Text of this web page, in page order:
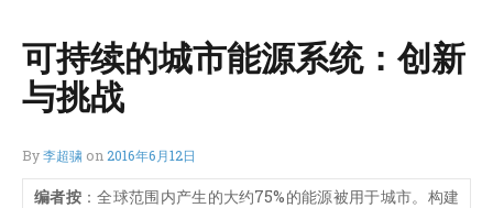
可持续的城市能源系统：创新
与挑战
By李超骕 on 2016年6月12日
编者按：全球范围内产生的大约75%的能源被用于城市。构建